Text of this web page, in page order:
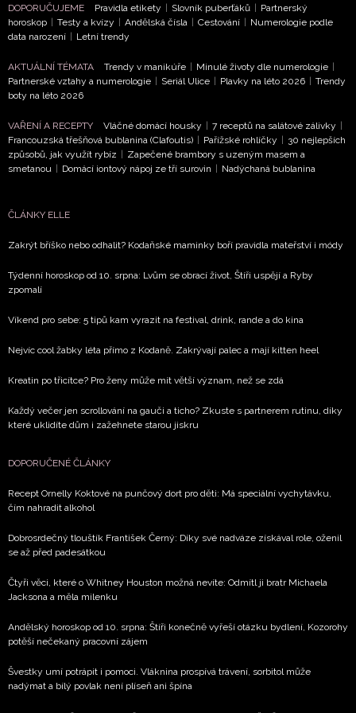
DOPORUČUJEME Pravidla etikety | Slovník puberťáků | Partnerský
horoskop | Testy a kvízy | Andělská čísla | Cestování | Numerologie podle
data narození | Letní trendy
AKTUÁLNÍ TÉMATA Trendy v manikúře | Minulé životy dle numerologie |
Partnerské vztahy a numerologie | Seriál Ulice | Plavky na léto 2026 | Trendy
boty na léto 2026
VAŘENÍ A RECEPTY Vláčné domácí housky | 7 receptů na salátové zálivky |
Francouzská třešňová bublanina (Clafoutis) | Pařížské rohlíčky | 30 nejlepších
způsobů, jak využít rybíz | Zapečené brambory s uzeným masem a
smetanou | Domácí iontový nápoj ze tří surovin | Nadýchaná bublanina
ČLÁNKY ELLE
Zakrýt bříško nebo odhalit? Kodaňské maminky boří pravidla mateřství i módy
Týdenní horoskop od 10. srpna: Lvům se obrací život, Štíři uspějí a Ryby
zpomalí
Víkend pro sebe: 5 tipů kam vyrazit na festival, drink, rande a do kina
Nejvíc cool žabky léta přímo z Kodaně. Zakrývají palec a mají kitten heel
Kreatin po třicítce? Pro ženy může mít větší význam, než se zdá
Každý večer jen scrollování na gauči a ticho? Zkuste s partnerem rutinu, díky
které uklidíte dům i zažehnete starou jiskru
DOPORUČENÉ ČLÁNKY
Recept Ornelly Koktové na punčový dort pro děti: Má speciální vychytávku,
čím nahradit alkohol
Dobrosrdečný tlouštík František Černý: Díky své nadváze získával role, oženil
se až před padesátkou
Čtyři věci, které o Whitney Houston možná nevíte: Odmítl ji bratr Michaela
Jacksona a měla milenku
Andělský horoskop od 10. srpna: Štíři konečně vyřeší otázku bydlení, Kozorohy
potěší nečekaný pracovní zájem
Švestky umí potrápit i pomoci. Vláknina prospívá trávení, sorbitol může
nadýmat a bílý povlak není plíseň ani špína